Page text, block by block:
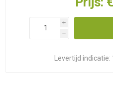
i
h
Levertijd indicatie: